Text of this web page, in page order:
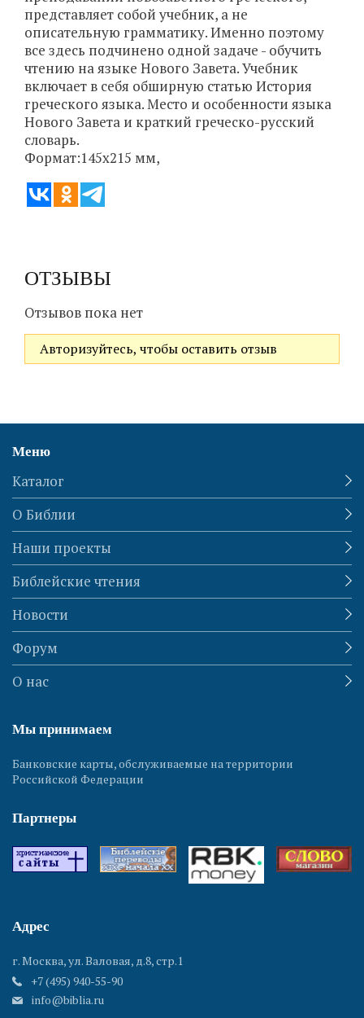
представляет собой учебник, а не
описательную грамматику. Именно поэтому
все здесь подчинено одной задаче - обучить
чтению на языке Нового Завета. Учебник
включает в себя обширную статью История
греческого языка. Место и особенности языка
Нового Завета и краткий греческо-русский
словарь.
Формат:145х215 мм,
ОТЗЫВЫ
Отзывов пока нет
Авторизуйтесь, чтобы оставить отзыв
Меню
Каталог
О Библии
Наши проекты
Библейские чтения
Новости
Форум
О нас
Мы принимаем
Банковские карты, обслуживаемые на территории
Российской Федерации
Партнеры
Адрес
г. Москва, ул. Валовая, д.8, стр.1
+7 (495) 940-55-90
info@biblia.ru